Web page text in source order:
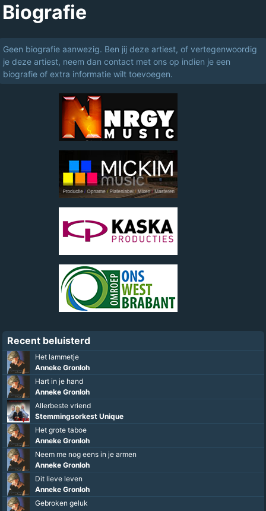
Biografie
Geen biografie aanwezig. Ben jij deze artiest, of vertegenwoordig
je deze artiest, neem dan contact met ons op indien je een
biografie of extra informatie wilt toevoegen.
Recent beluisterd
Het lammetje
Anneke Gronloh
Hart in je hand
Anneke Gronloh
Allerbeste vriend
Stemmingsorkest Unique
Het grote taboe
Anneke Gronloh
Neem me nog eens in je armen
Anneke Gronloh
Dit lieve leven
Anneke Gronloh
Gebroken geluk